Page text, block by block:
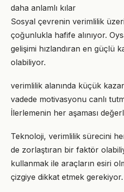
daha anlamlı kılar
Sosyal çevrenin verimlilik
çoğunlukla hafife alınıyor.
gelişimi hızlandıran en güçlü
olabiliyor.
verimlilik alanında küçük
vadede motivasyonu canlı
İlerlemenin her aşaması
Teknoloji, verimlilik sürecini
de zorlaştıran bir faktör
kullanmak ile araçların esiri
çizgiye dikkat etmek gerekiyor.